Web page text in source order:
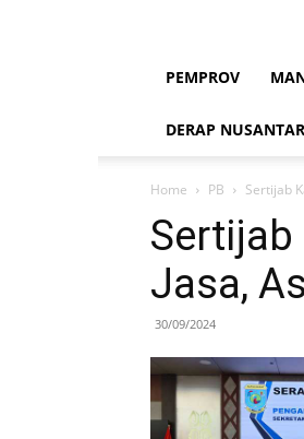
PEMPROV
DERAP
Home PB Sertijab
Sertijab
Jasa,
30/09/2024